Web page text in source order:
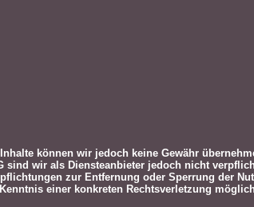
können wir jedoch keine Gewähr
wir als Diensteanbieter jedoch nicht
zur Entfernung oder Sperrung der
einer konkreten Rechtsverletzung